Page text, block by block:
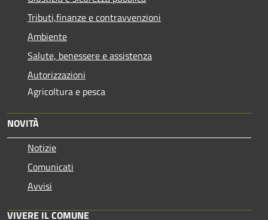
Tributi,finanze e contravvenzioni
Ambiente
Salute, benessere e assistenza
Autorizzazioni
Agricoltura e pesca
NOVITÀ
Notizie
Comunicati
Avvisi
VIVERE IL COMUNE